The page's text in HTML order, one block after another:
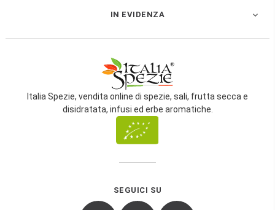
IN EVIDENZA 
Italia Spezie, vendita online di spezie, sali, frutta secca e
disidratata, infusi ed erbe aromatiche.
SEGUICI SU